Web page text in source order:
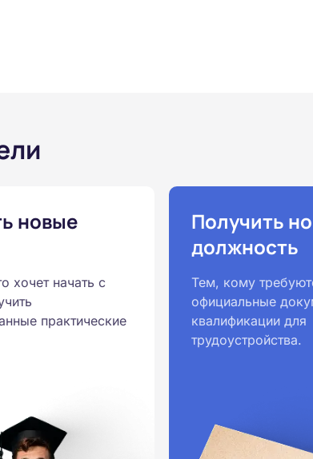
новые
хочет начать с
практические
Получить
должность
Тем, кому
официальные
квалификации для
трудоустройства.